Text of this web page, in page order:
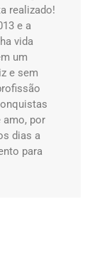
realizado!
e a
vida
um
e sem
amo, por
dias a
para